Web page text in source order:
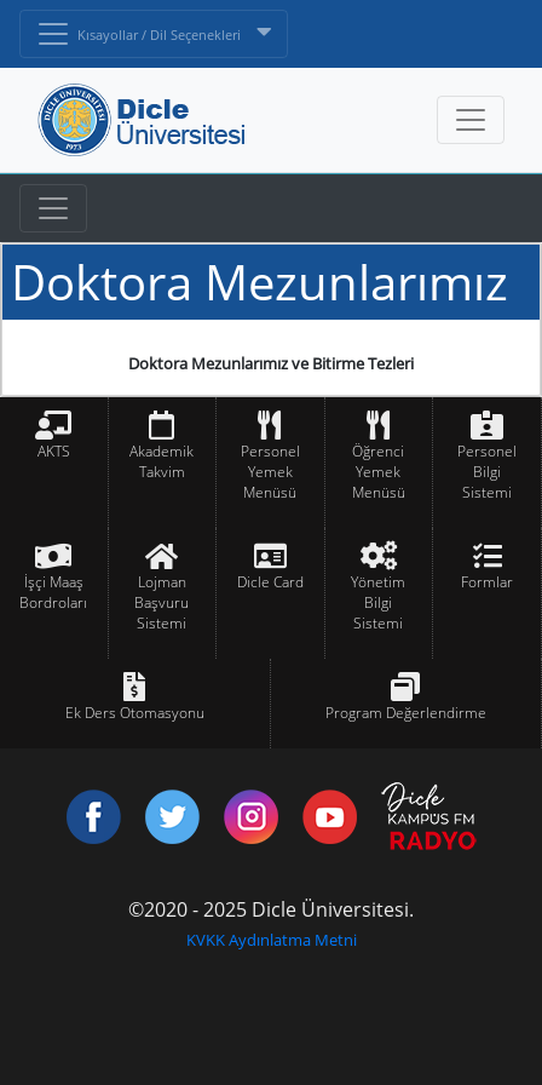
Kısayollar / Dil Seçenekleri
Doktora Mezunlarımız
Doktora Mezunlarımız ve Bitirme Tezleri
AKTS
Akademik
Takvim
Personel
Yemek
Menüsü
Öğrenci
Yemek
Menüsü
Personel
Bilgi
Sistemi
İşçi Maaş
Bordroları
Lojman
Başvuru
Sistemi
Dicle Card
Yönetim
Bilgi
Sistemi
Formlar
Ek Ders Otomasyonu Program Değerlendirme
©2020 - 2025 Dicle Üniversitesi.
KVKK Aydınlatma Metni